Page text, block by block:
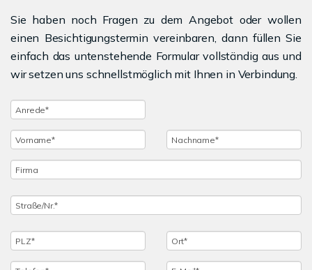
Sie haben noch Fragen zu dem Angebot oder wollen
einen Besichtigungstermin vereinbaren, dann füllen Sie
einfach das untenstehende Formular vollständig aus und
wir setzen uns schnellstmöglich mit Ihnen in Verbindung.